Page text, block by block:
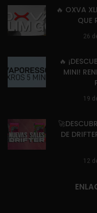
🔥 OXVA
QUE
26
🔥
MINI!
19
DE
12